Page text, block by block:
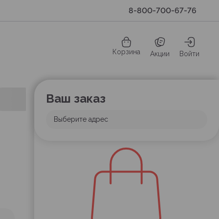
8-800-700-67-76
Корзина Акции Войти
Ваш заказ
Выберите адрес